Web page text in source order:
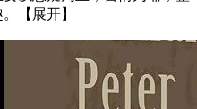
【展开】